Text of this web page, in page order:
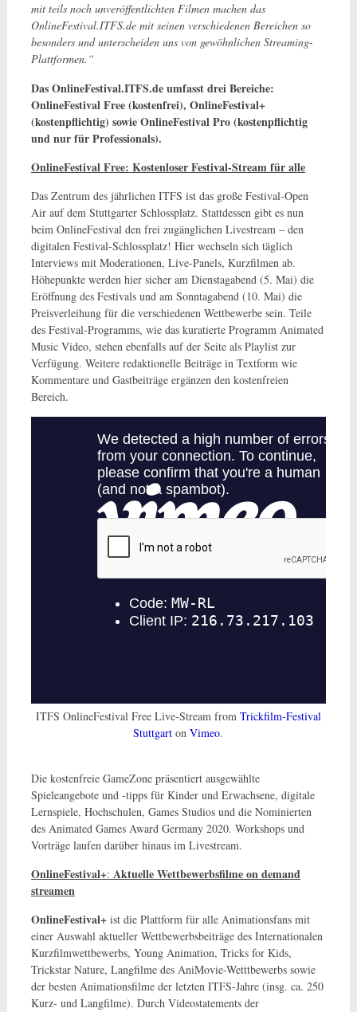
mit teils noch unveröffentlichten Filmen machen das
OnlineFestival.ITFS.de mit seinen verschiedenen Bereichen so
besonders und unterscheiden uns von gewöhnlichen Streaming-
Plattformen.“
Das OnlineFestival.ITFS.de umfasst drei Bereiche:
OnlineFestival Free (kostenfrei), OnlineFestival+
(kostenpflichtig) sowie OnlineFestival Pro (kostenpflichtig
und nur für Professionals).
OnlineFestival Free: Kostenloser Festival-Stream für alle
Das Zentrum des jährlichen ITFS ist das große Festival-Open
Air auf dem Stuttgarter Schlossplatz. Stattdessen gibt es nun
beim OnlineFestival den frei zugänglichen Livestream – den
digitalen Festival-Schlossplatz! Hier wechseln sich täglich
Interviews mit Moderationen, Live-Panels, Kurzfilmen ab.
Höhepunkte werden hier sicher am Dienstagabend (5. Mai) die
Eröffnung des Festivals und am Sonntagabend (10. Mai) die
Preisverleihung für die verschiedenen Wettbewerbe sein. Teile
des Festival-Programms, wie das kuratierte Programm Animated
Music Video, stehen ebenfalls auf der Seite als Playlist zur
Verfügung. Weitere redaktionelle Beiträge in Textform wie
Kommentare und Gastbeiträge ergänzen den kostenfreien
Bereich.
ITFS OnlineFestival Free Live-Stream from Trickfilm-Festival
Stuttgart onVimeo.
Die kostenfreie GameZone präsentiert ausgewählte
Spieleangebote und -tipps für Kinder und Erwachsene, digitale
Lernspiele, Hochschulen, Games Studios und die Nominierten
des Animated Games Award Germany 2020. Workshops und
Vorträge laufen darüber hinaus im Livestream.
OnlineFestival+: Aktuelle Wettbewerbsfilme on demand
streamen
OnlineFestival+ ist die Plattform für alle Animationsfans mit
einer Auswahl aktueller Wettbewerbsbeiträge des Internationalen
Kurzfilmwettbewerbs, Young Animation, Tricks for Kids,
Trickstar Nature, Langfilme des AniMovie-Wetttbewerbs sowie
der besten Animationsfilme der letzten ITFS-Jahre (insg. ca. 250
Kurz- und Langfilme). Durch Videostatements der